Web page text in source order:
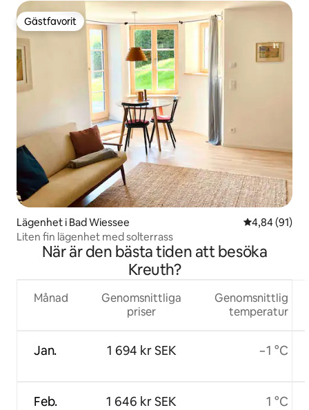
Gästfavorit
Gästfavorit
Lägenhet i Bad Wiessee 4,84 av 5 i
4,84 (91)
Liten fin lägenhet med solterrass
När är den bästa tiden att besöka
Kreuth?
Månad
Jan.
Feb.
Genomsnittliga
priser
1 694 kr SEK
1 646 kr SEK
Genomsnittlig
temperatur
−1 °C
1 °C